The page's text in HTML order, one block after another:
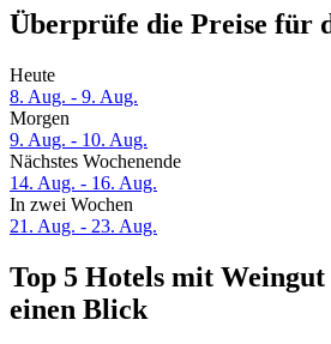
Überprüfe die Preise für
Heute
8. Aug. - 9. Aug.
Morgen
9. Aug. - 10. Aug.
Nächstes Wochenende
14. Aug. - 16. Aug.
In zwei Wochen
21. Aug. - 23. Aug.
Top 5 Hotels mit
einen Blick